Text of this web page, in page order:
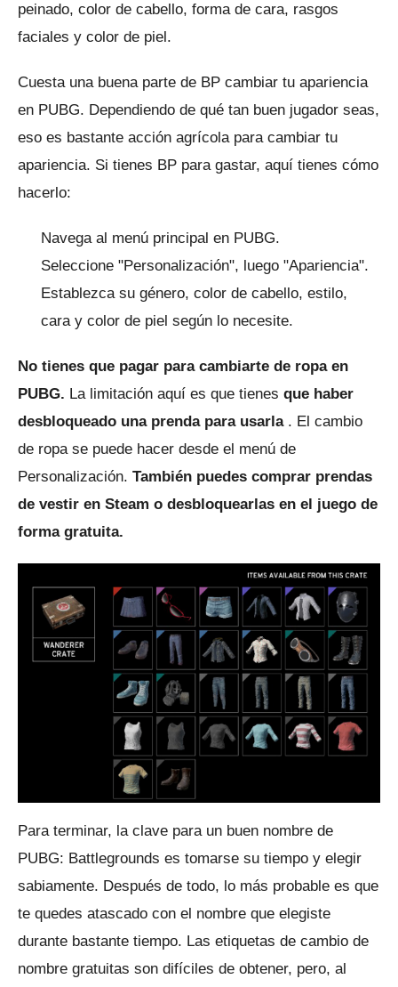
peinado, color de cabello, forma de cara, rasgos
faciales y color de piel.
Cuesta una buena parte de BP cambiar tu apariencia
en PUBG. Dependiendo de qué tan buen jugador seas,
eso es bastante acción agrícola para cambiar tu
apariencia. Si tienes BP para gastar, aquí tienes cómo
hacerlo:
Navega al menú principal en PUBG.
Seleccione "Personalización", luego "Apariencia".
Establezca su género, color de cabello, estilo,
cara y color de piel según lo necesite.
No tienes que pagar para cambiarte de ropa en
PUBG. La limitación aquí es que tienes que haber
desbloqueado una prenda para usarla. El cambio
de ropa se puede hacer desde el menú de
Personalización. También puedes comprar prendas
de vestir en Steam o desbloquearlas en el juego de
forma gratuita.
Para terminar, la clave para un buen nombre de
PUBG: Battlegrounds es tomarse su tiempo y elegir
sabiamente. Después de todo, lo más probable es que
te quedes atascado con el nombre que elegiste
durante bastante tiempo. Las etiquetas de cambio de
nombre gratuitas son difíciles de obtener, pero, al